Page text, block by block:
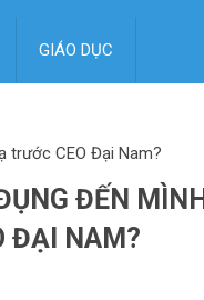
GIÁO DỤC
trước CEO Đại Nam?
ĐẾN MÌNH
ĐẠI NAM?